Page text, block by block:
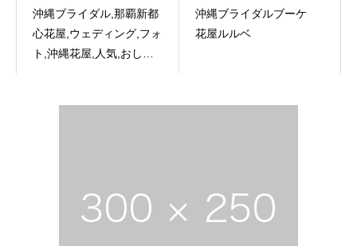
沖縄ブライダル,那覇新都
心花屋,ウェディング,フォ
ト,沖縄花屋,人気,おしゃ
沖縄ブライダルブーケ
花屋ルルベ